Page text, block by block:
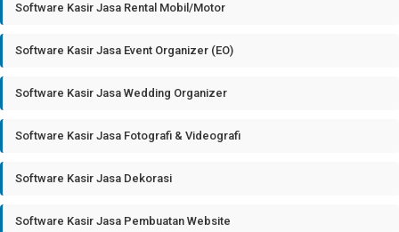
Software Kasir Jasa Rental Mobil/Motor
Software Kasir Jasa Event Organizer (EO)
Software Kasir Jasa Wedding Organizer
Software Kasir Jasa Fotografi & Videografi
Software Kasir Jasa Dekorasi
Software Kasir Jasa Pembuatan Website